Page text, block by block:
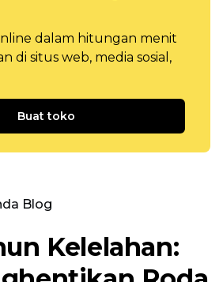
dalam hitungan menit
di situs web, media sosial,
Buat toko
Blog
Kelelahan: